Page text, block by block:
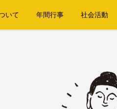
いて 年間行事 社会活動